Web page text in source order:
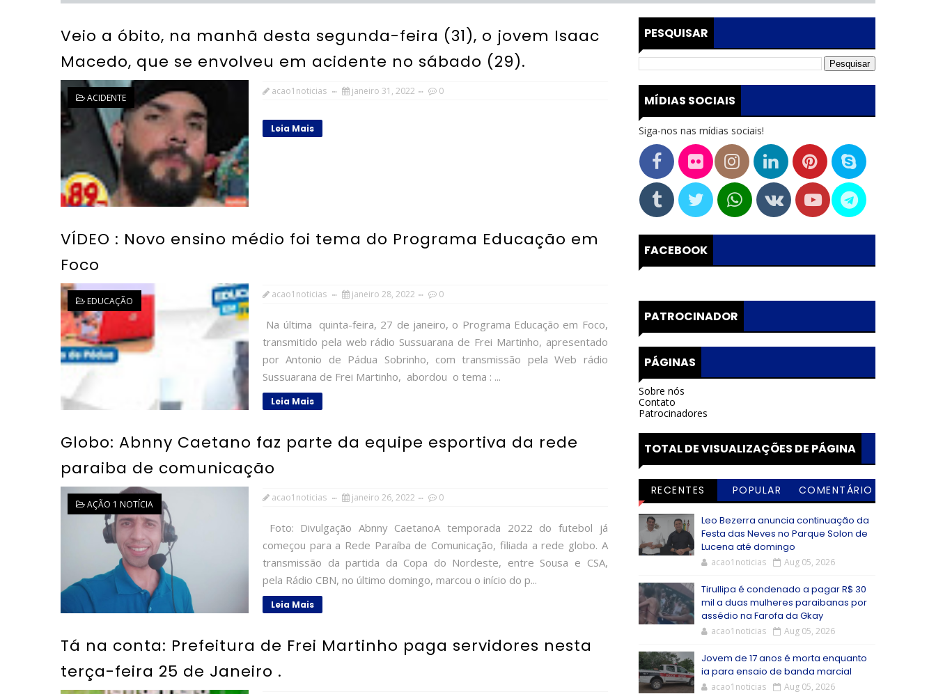
Veio a óbito, na manhã desta segunda-feira (31), o jovem Isaac
Macedo, que se envolveu em acidente no sábado (29).
ACIDENTE
acao1noticias janeiro 31, 2022 0
Leia Mais
VÍDEO : Novo ensino médio foi tema do Programa Educação em
Foco
EDUCAÇÃO
acao1noticias janeiro 28, 2022 0
Na última quinta-feira, 27 de janeiro, o Programa Educação em Foco,
transmitido pela web rádio Sussuarana de Frei Martinho, apresentado
por Antonio de Pádua Sobrinho, com transmissão pela Web rádio
Sussuarana de Frei Martinho, abordou o tema : ...
Leia Mais
Globo: Abnny Caetano faz parte da equipe esportiva da rede
paraiba de comunicação
AÇÃO 1 NOTÍCIA
acao1noticias janeiro 26, 2022 0
Foto: Divulgação Abnny CaetanoA temporada 2022 do futebol já
começou para a Rede Paraíba de Comunicação, filiada a rede globo. A
transmissão da partida da Copa do Nordeste, entre Sousa e CSA,
pela Rádio CBN, no último domingo, marcou o início do p...
Leia Mais
Tá na conta: Prefeitura de Frei Martinho paga servidores nesta
terça-feira 25 de Janeiro .
PESQUISAR
MÍDIAS SOCIAIS
Siga-nos nas mídias sociais!
FACEBOOK
PATROCINADOR
PÁGINAS
Sobre nós
Contato
Patrocinadores
TOTAL DE VISUALIZAÇÕES DE PÁGINA
RECENTES POPULAR
COMENTÁRIO
Leo Bezerra anuncia continuação da
Festa das Neves no Parque Solon de
Lucena até domingo
acao1noticias Aug 05, 2026
Tirullipa é condenado a pagar R$ 30
mil a duas mulheres paraibanas por
assédio na Farofa da Gkay
acao1noticias Aug 05, 2026
Jovem de 17 anos é morta enquanto
ia para ensaio de banda marcial
acao1noticias Aug 05, 2026